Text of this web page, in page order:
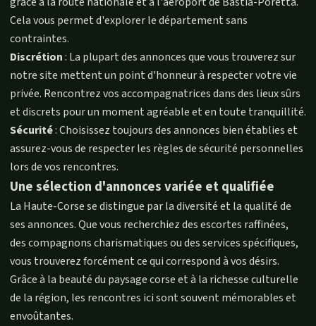
Cela vous permet d'explorer le département sans
contraintes.
Discrétion: La plupart des annonces que vous trouverez sur
notre site mettent un point d'honneur à respecter votre vie
privée. Rencontrez vos accompagnatrices dans des lieux sûrs
et discrets pour un moment agréable et en toute tranquillité.
Sécurité: Choisissez toujours des annonces bien établies et
assurez-vous de respecter les règles de sécurité personnelles
lors de vos rencontres.
Une sélection d'annonces variée et qualifiée
La Haute-Corse se distingue par la diversité et la qualité de
ses annonces. Que vous recherchiez des escortes raffinées,
des compagnons charismatiques ou des services spécifiques,
vous trouverez forcément ce qui correspond à vos désirs.
Grâce à la beauté du paysage corse et à la richesse culturelle
de la région, les rencontres ici sont souvent mémorables et
envoûtantes.